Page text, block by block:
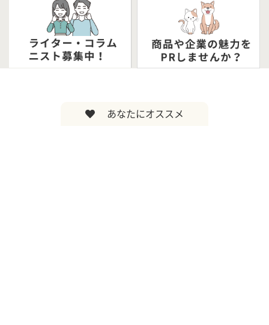
あなたにオススメ